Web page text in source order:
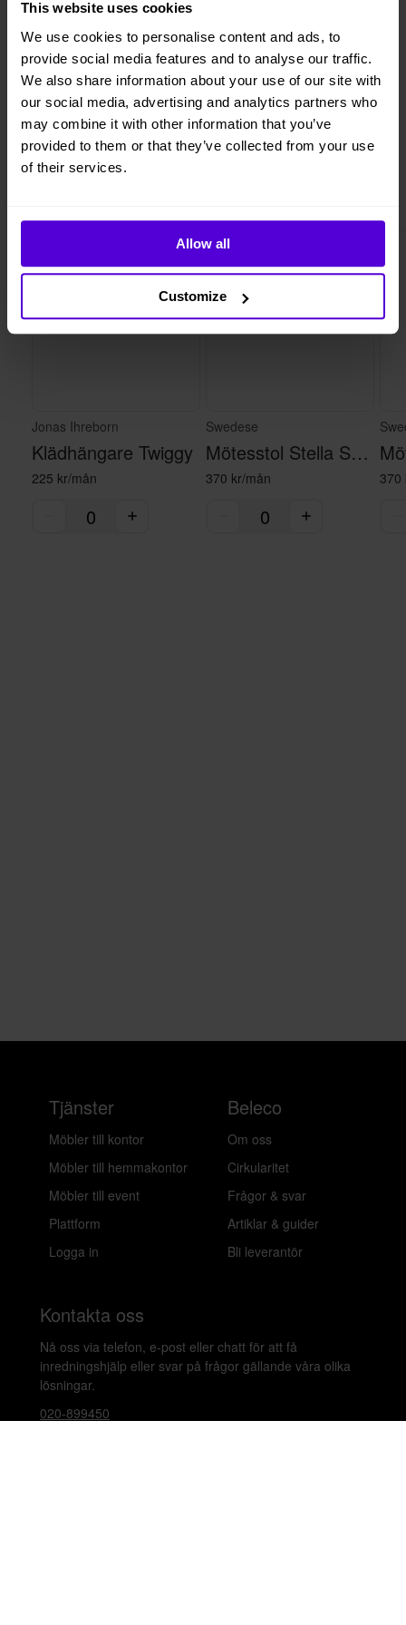
This website uses cookies
We use cookies to personalise content and ads, to
provide social media features and to analyse our traffic.
We also share information about your use of our site with
our social media, advertising and analytics partners who
may combine it with other information that you’ve
provided to them or that they’ve collected from your use
of their services.
Allow all
Customize
Vi levererar, monterar och returnerar
Helt flexibelt
1 månads
uppsägningstid
Jonas Ihreborn
Klädhängare Twiggy
225 kr/mån
Swedese
Mötesstol Stella Svart
370 kr/mån 370
Tjänster
Möbler till kontor
Möbler till hemmakontor
Möbler till event
Plattform
Logga in
Beleco
Om oss
Cirkularitet
Frågor & svar
Artiklar & guider
Bli leverantör
Kontakta oss
Nå oss via telefon, e-post eller chatt för att få
inredningshjälp eller svar på frågor gällande våra olika
lösningar.
020-899450